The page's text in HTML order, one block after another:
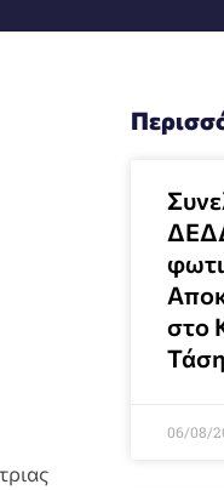
στο
06/08/